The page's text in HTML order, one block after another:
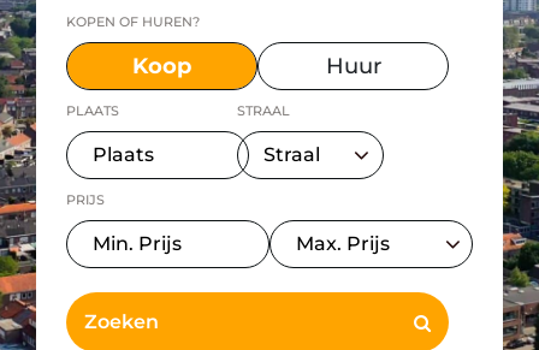
KOPEN OF HUREN?
Koop Huur
PLAATS STRAAL
PRIJS